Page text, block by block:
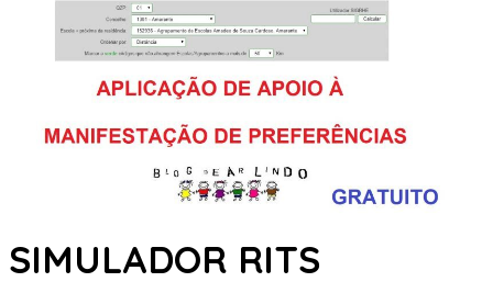
SIMULADOR RITS